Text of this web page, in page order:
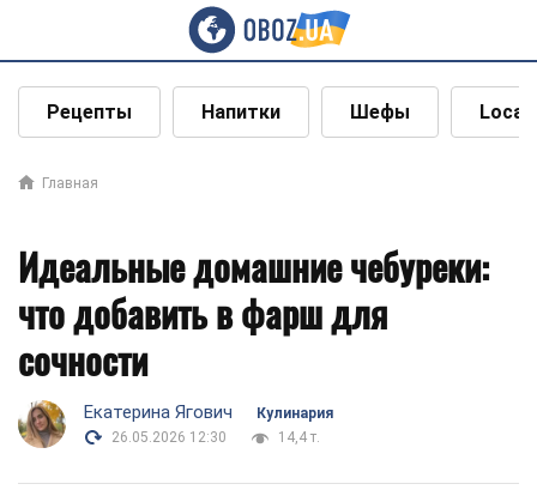
Рецепты Напитки Шефы Local
Главная
Идеальные домашние чебуреки:
что добавить в фарш для
сочности
Екатерина Ягович
Кулинария
26.05.2026 12:30
14,4 т.